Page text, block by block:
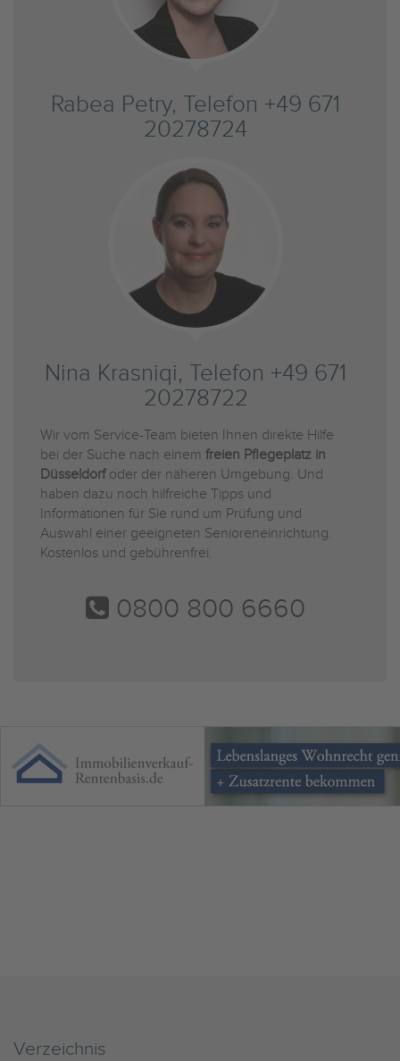
Rabea Petry, Telefon +49 671
20278724
Nina Krasniqi, Telefon +49 671
20278722
Wir vom Service-Team bieten Ihnen direkte Hilfe
bei der Suche nach einem freien Pflegeplatz in
Düsseldorfoder der näheren Umgebung. Und
haben dazu noch hilfreiche Tipps und
Informationen für Sie rund um Prüfung und
Auswahl einer geeigneten Senioreneinrichtung.
Kostenlos und gebührenfrei.
0800 800 6660
Verzeichnis